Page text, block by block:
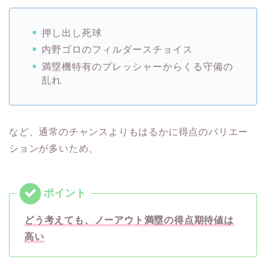
押し出し死球
内野ゴロのフィルダースチョイス
満塁機特有のプレッシャーからくる守備の
乱れ
など、通常のチャンスよりもはるかに得点のバリエー
ションが多いため、
どう考えても、ノーアウト満塁の得点期待値は
高い